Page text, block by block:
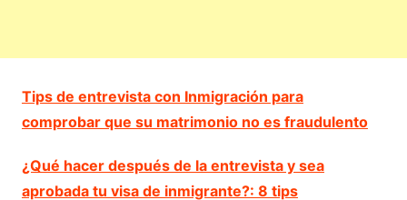
Tips de entrevista con Inmigración para
comprobar que su matrimonio no es fraudulento
¿Qué hacer después de la entrevista y sea
aprobada tu visa de inmigrante?: 8 tips